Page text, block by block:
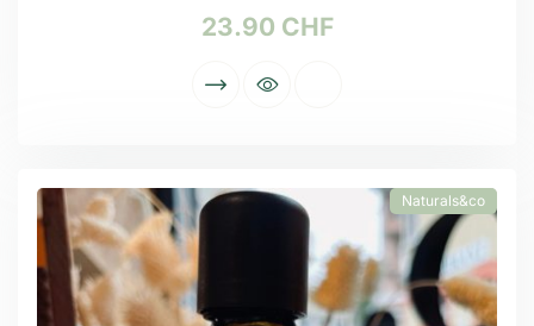
23.90 CHF
Naturals&co